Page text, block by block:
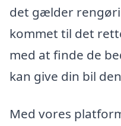
det gælder
kommet til det
med at finde de
kan give din bil
Med vores